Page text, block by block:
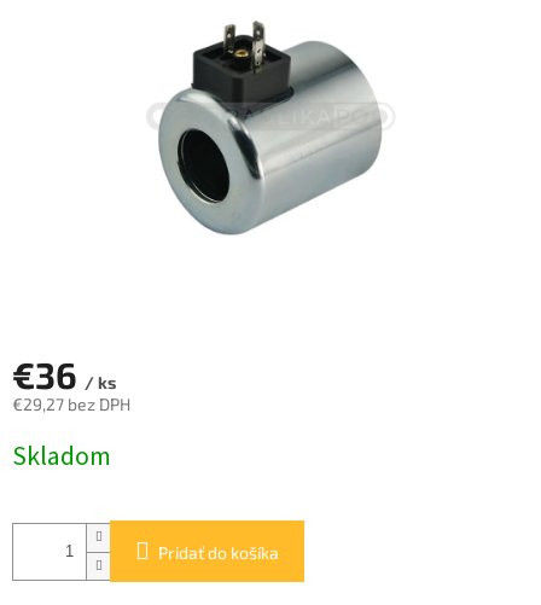
€36 / ks
€29,27 bez DPH
cena:
Skladom
Pridať do košíka